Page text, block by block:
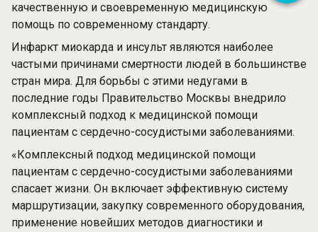
качественную и своевременную медицинскую
помощь по современному стандарту.
Инфаркт миокарда и инсульт являются наиболее
частыми причинами смертности людей в большинстве
стран мира. Для борьбы с этими недугами в
последние годы Правительство Москвы внедрило
комплексный подход к медицинской помощи
пациентам с сердечно-сосудистыми заболеваниями.
«Комплексный подход медицинской помощи
пациентам с сердечно-сосудистыми заболеваниями
спасает жизни. Он включает эффективную систему
маршрутизации, закупку современного оборудования,
применение новейших методов диагностики и